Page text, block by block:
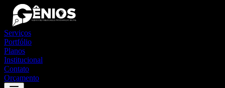
Serviços
Portfólio
Planos
Institucional
Contato
Orçamento